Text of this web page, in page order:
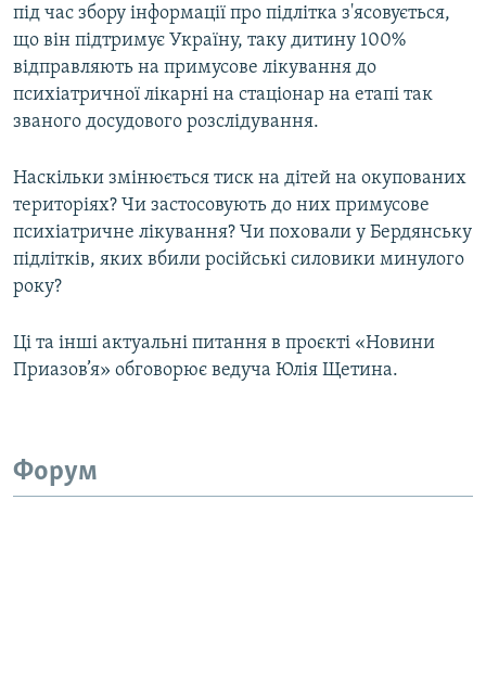
під час збору інформації про підлітка з'ясовується,
що він підтримує Україну, таку дитину 100%
відправляють на примусове лікування до
психіатричної лікарні на стаціонар на етапі так
званого досудового розслідування.
Наскільки змінюється тиск на дітей на окупованих
територіях? Чи застосовують до них примусове
психіатричне лікування? Чи поховали у Бердянську
підлітків, яких вбили російські силовики минулого
року?
Ці та інші актуальні питання в проєкті «Новини
Приазов’я» обговорює ведуча Юлія Щетина.
Форум